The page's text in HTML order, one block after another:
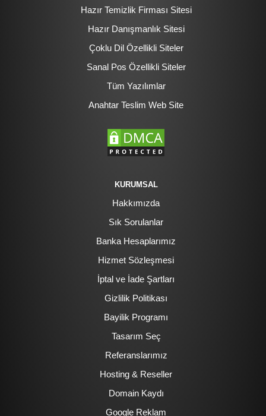
Hazır Temizlik Firması Sitesi
Hazır Danışmanlık Sitesi
Çoklu Dil Özellikli Siteler
Sanal Pos Özellikli Siteler
Tüm Yazılımlar
Anahtar Teslim Web Site
KURUMSAL
Hakkımızda
Sık Sorulanlar
Banka Hesaplarımız
Hizmet Sözleşmesi
İptal ve İade Şartları
Gizlilik Politikası
Bayilik Programı
Tasarım Seç
Referanslarımız
Hosting & Reseller
Domain Kaydı
Google Reklam